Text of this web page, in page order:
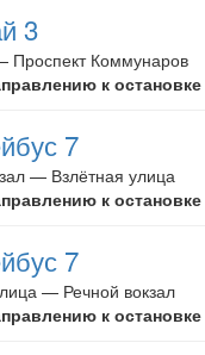
3
Проспект Коммунаров
к остановке
7
— Взлётная улица
к остановке
7
— Речной вокзал
к остановке